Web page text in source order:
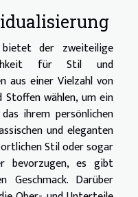
der zweiteilige
für Stil und
aus einer Vielzahl von
Stoffen wählen, um ein
ihrem persönlichen
und eleganten
Stil oder sogar
bevorzugen, es gibt
Geschmack. Darüber